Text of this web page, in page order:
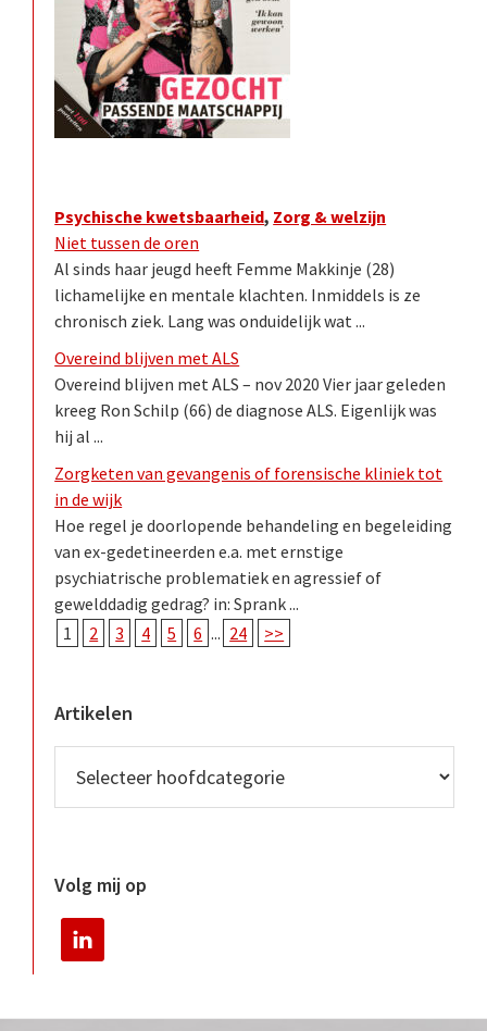
Psychische kwetsbaarheid, Zorg & welzijn
Niet tussen de oren
Al sinds haar jeugd heeft Femme Makkinje (28)
lichamelijke en mentale klachten. Inmiddels is ze
chronisch ziek. Lang was onduidelijk wat ...
Overeind blijven met ALS
Overeind blijven met ALS – nov 2020 Vier jaar geleden
kreeg Ron Schilp (66) de diagnose ALS. Eigenlijk was
hij al ...
Zorgketen van gevangenis of forensische kliniek tot
in de wijk
Hoe regel je doorlopende behandeling en begeleiding
van ex-gedetineerden e.a. met ernstige
psychiatrische problematiek en agressief of
gewelddadig gedrag? in: Sprank ...
1
2 3 4 5 6 ... 24 >>
Artikelen
Volg mij op